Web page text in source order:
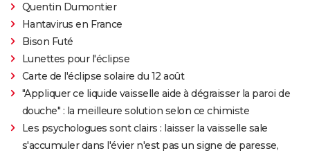
Quentin Dumontier
Hantavirus en France
Bison Futé
Lunettes pour l'éclipse
Carte de l'éclipse solaire du 12 août
"Appliquer ce liquide vaisselle aide à dégraisser la paroi de
douche" : la meilleure solution selon ce chimiste
Les psychologues sont clairs : laisser la vaisselle sale
s'accumuler dans l'évier n'est pas un signe de paresse,